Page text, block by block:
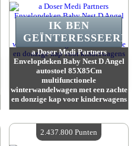
a Doser Medi Partners
Envelopdeken Baby Nest D Angel
autostoel 85X85Cm
multifunctionele
winterwandelwagen met een zachte
en donzige kap voor kinderwagens
Beschikbare hoeveelheid :4
IK BEN
GEÏNTERESSEERD.
2.437.800 Punten